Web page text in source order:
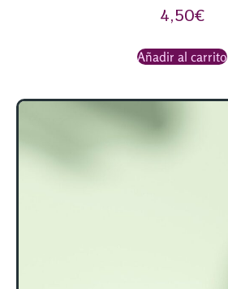
4,50€
Añadir al carrito